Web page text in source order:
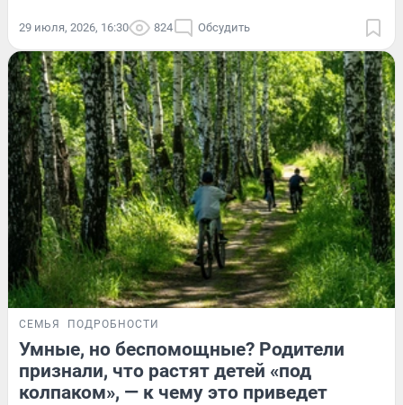
29 июля, 2026, 16:30 824 Обсудить
СЕМЬЯ ПОДРОБНОСТИ
Умные, но беспомощные? Родители
признали, что растят детей «под
колпаком», — к чему это приведет